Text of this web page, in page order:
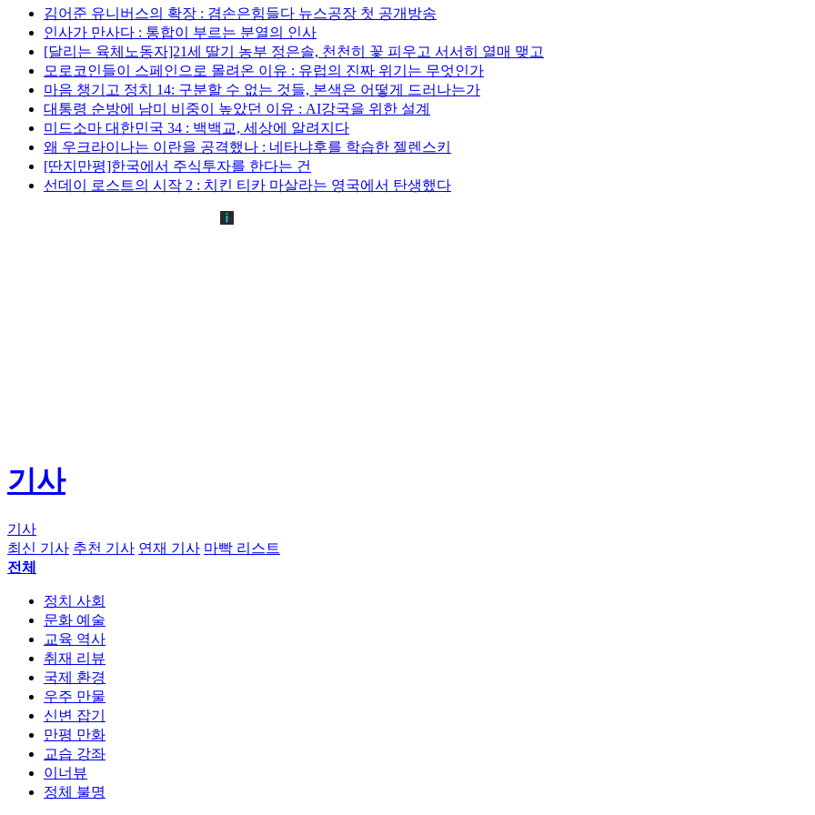
김어준 유니버스의 확장 : 겸손은힘들다 뉴스공장 첫 공개방송
인사가 만사다 : 통합이 부르는 분열의 인사
[달리는 육체노동자]21세 딸기 농부 정은솔, 천천히 꽃 피우고 서서히 열매 맺고
모로코인들이 스페인으로 몰려온 이유 : 유럽의 진짜 위기는 무엇인가
마음 챙기고 정치 14: 구분할 수 없는 것들, 본색은 어떻게 드러나는가
대통령 순방에 남미 비중이 높았던 이유 : AI강국을 위한 설계
미드소마 대한민국 34 : 백백교, 세상에 알려지다
왜 우크라이나는 이란을 공격했나 : 네타냐후를 학습한 젤렌스키
[딴지만평]한국에서 주식투자를 한다는 건
선데이 로스트의 시작 2 : 치킨 티카 마살라는 영국에서 탄생했다
기사
기사
최신 기사 추천 기사 연재 기사 마빡 리스트
전체
정치 사회
문화 예술
교육 역사
취재 리뷰
국제 환경
우주 만물
신변 잡기
만평 만화
교습 강좌
이너뷰
정체 불명